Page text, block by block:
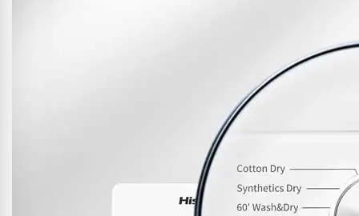
Con esta opción se puede añadir o quitar ropa con facilidad
una vez iniciado el proceso de lavado. Además, al no eliminar
agua, no se necesita añadir detergente adicional.* Esta función
se activará solo cuando el nivel y la temperatura del agua sean
seguros para el usuario final.